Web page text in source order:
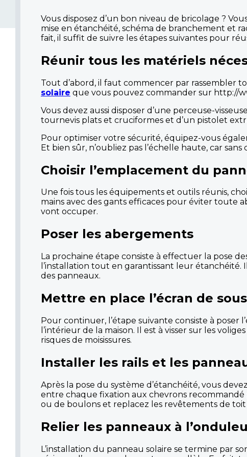
Vous disposez d’un bon niveau de bricolage ?
mise en étanchéité, schéma de branchement et
fait, il suffit de suivre les étapes suivantes pour
Réunir tous les matériels
Tout d’abord, il faut commencer par rassembler
solaire que vous pouvez commander sur http://
Vous devez aussi disposer d’une perceuse-
tournevis plats et cruciformes et d’un pistolet
Pour optimiser votre sécurité, équipez-vous
Et bien sûr, n’oubliez pas l’échelle haute, car
Choisir l’emplacement du
Une fois tous les équipements et outils réunis,
mains avec des gants efficaces pour éviter toute
vont occuper.
Poser les abergements
La prochaine étape consiste à effectuer la pose
l’installation tout en garantissant leur étanchéité.
des panneaux.
Mettre en place l’écran de
Pour continuer, l’étape suivante consiste à poser
l’intérieur de la maison. Il est à visser sur les
risques de moisissures.
Installer les rails et les
Après la pose du système d’étanchéité, vous
entre chaque fixation aux chevrons recommandé
ou de boulons et replacez les revêtements de toit
Relier les panneaux à
L’installation du panneau solaire se termine par